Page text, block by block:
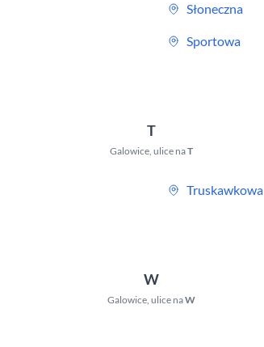
Słoneczna
Sportowa
T
Galowice, ulice naT
Truskawkowa
W
Galowice, ulice naW